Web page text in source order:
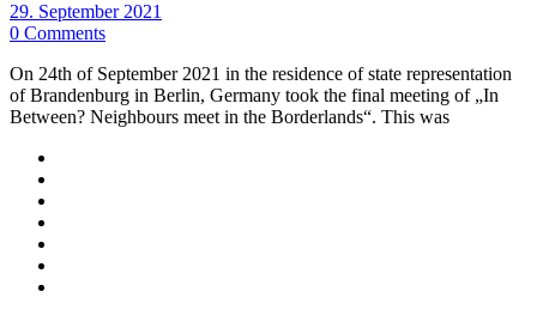
29. September 2021
0 Comments
On 24th of September 2021 in the residence of state representation
of Brandenburg in Berlin, Germany took the final meeting of „In
Between? Neighbours meet in the Borderlands“. This was